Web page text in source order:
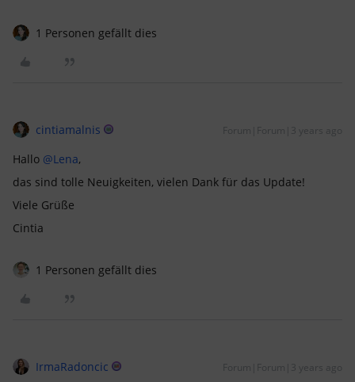
1 Personen gefällt dies
cintiamalnis Forum|Forum|3 years ago
Hallo @Lena,
das sind tolle Neuigkeiten, vielen Dank für das Update!
Viele Grüße
Cintia
1 Personen gefällt dies
IrmaRadoncic Forum|Forum|3 years ago